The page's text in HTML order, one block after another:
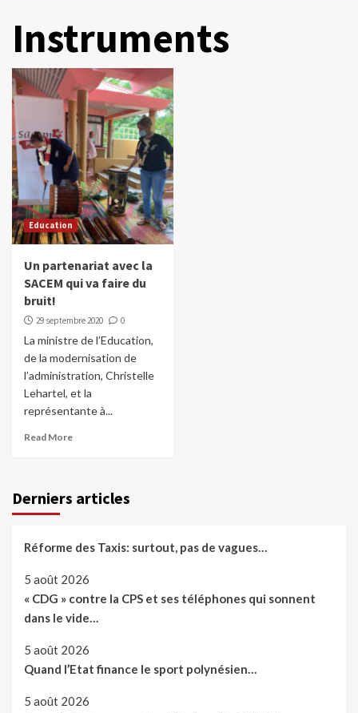
Instruments
Education
Un partenariat avec la
SACEM qui va faire du
bruit!
29 septembre 2020 0
La ministre de l’Education,
de la modernisation de
l’administration, Christelle
Lehartel, et la
représentante à...
Read More
Derniers articles
Réforme des Taxis: surtout, pas de vagues…
5 août 2026
« CDG » contre la CPS et ses téléphones qui sonnent
dans le vide…
5 août 2026
Quand l’Etat finance le sport polynésien…
5 août 2026